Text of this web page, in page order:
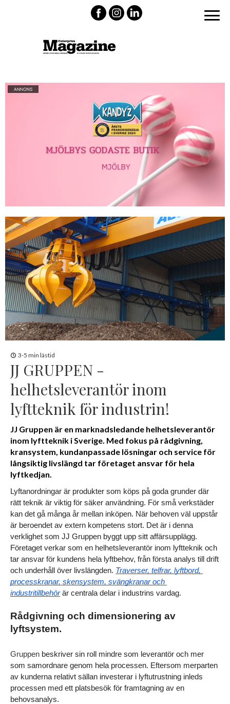
3-5 min lästid
JJ GRUPPEN -
helhetsleverantör inom
lyftteknik för industrin!
JJ Gruppen är en marknadsledande helhetsleverantör
inom lyftteknik i Sverige. Med fokus på rådgivning,
kransystem, kundanpassade lösningar och service för
långsiktig livslängd tar företaget ansvar för hela
lyftkedjan.
Lyftanordningar är produkter som köps på goda grunder där
rätt teknik är viktig för säker användning. För små verkstäder
kan det gå många år mellan inköpen. När behoven väl uppstår
är beroendet av extern kompetens stort. Det är i denna
verklighet som JJ Gruppen byggt upp sitt affärsupplägg.
Företaget verkar som en helhetsleverantör inom lyftteknik och
tar ansvar för kundens hela lyftbehov, från första analys till drift
och underhåll över livslängden. Traverser, telfrar, lyftbord,
processkranar, skensystem, svängkranar och
industritillbehör är centrala delar i industrins vardag.
Rådgivning och dimensionering av
lyftsystem.
Gruppen beskriver sin roll mindre som leverantör och mer
som samordnare genom hela processen. Eftersom merparten
av kunderna relativt sällan investerar i lyftutrustning inleds
processen med ett platsbesök för framtagning av en
behovsanalys.